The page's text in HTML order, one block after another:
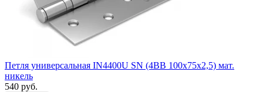
Петля универсальная IN4400U SN (4BB 100x75x2,5) мат.
никель
540 руб.